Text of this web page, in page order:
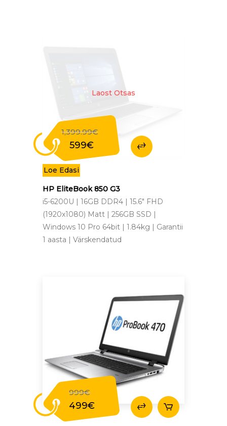
Laost Otsas
1,399.99€
Original
price
was:
1,399.99€.
599€
Current
price
Loe Edasi
HP EliteBook 850 G3
i5-6200U | 16GB DDR4 | 15.6" FHD
(1920x1080) Matt | 256GB SSD |
Windows 10 Pro 64bit | 1.84kg | Garantii
1 aasta | Värskendatud
999€
Original
price
499€
Current